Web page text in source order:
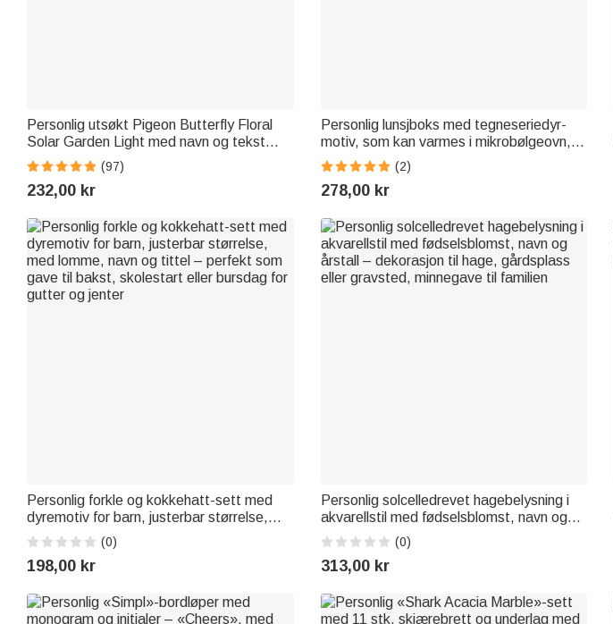
Personlig utsøkt Pigeon Butterfly Floral
Solar Garden Light med navn og tekst
Kirkegårdshage Minnegave til etterlatte
familier
(97)
232,00 kr
Personlig lunsjboks med tegneseriedyr-
motiv, som kan varmes i mikrobølgeovn,
med navn og bestikksett – egnet til
utendørsaktiviteter og som tilbake-til-
skolen-gave til elever og barn
(2)
278,00 kr
Personlig forkle og kokkehatt-sett med
dyremotiv for barn, justerbar størrelse,
med lomme, navn og tittel – perfekt som
gave til bakst, skolestart eller bursdag for
gutter og jenter
(0)
198,00 kr
Personlig solcelledrevet hagebelysning i
akvarellstil med fødselsblomst, navn og
årstall – dekorasjon til hage, gårdsplass
eller gravsted, minnegave til familien
(0)
313,00 kr